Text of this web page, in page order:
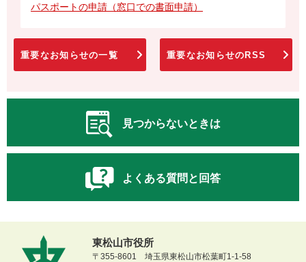
パスポートの申請（窓口での書面申請）
重要なお知らせの一覧 重要なお知らせのRSS
見つからないときは
よくある質問と回答
東松山市役所
〒355-8601 埼玉県東松山市松葉町1-1-58